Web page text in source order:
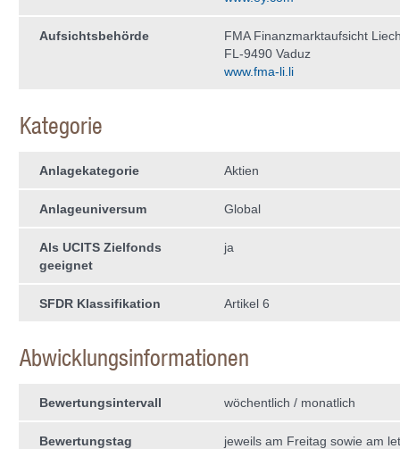
Aufsichtsbehörde
FMA Finanzmarktaufsicht
FL-9490 Vaduz
www.fma-li.li
Kategorie
Anlagekategorie Aktien
Anlageuniversum Global
Als UCITS Zielfonds
geeignet
ja
SFDR Klassifikation Artikel 6
Abwicklungsinformationen
Bewertungsintervall wöchentlich / monatlich
Bewertungstag
jeweils am Freitag sowie am